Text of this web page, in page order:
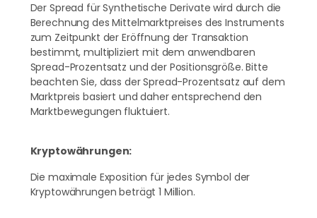
GBP/NZD
GBP/PLN
GBP/USD
GBP/ZAR
NZD/CHF
NZD/JPY
Der Spread für Synthetische Derivate wird durch die
Berechnung des Mittelmarktpreises des Instruments
zum Zeitpunkt der Eröffnung der Transaktion
bestimmt, multipliziert mit dem anwendbaren
Spread-Prozentsatz und der Positionsgröße. Bitte
beachten Sie, dass der Spread-Prozentsatz auf dem
Marktpreis basiert und daher entsprechend den
Marktbewegungen fluktuiert.
Kryptowährungen:
Die maximale Exposition für jedes Symbol der
Kryptowährungen beträgt 1 Million.